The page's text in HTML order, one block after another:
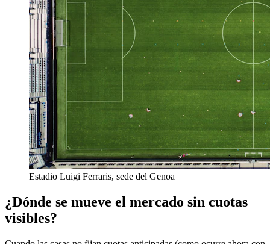
Estadio Luigi Ferraris, sede del Genoa
¿Dónde se mueve el mercado sin cuotas
visibles?